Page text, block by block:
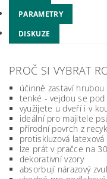
PARAMETRY
DISKUZE
PROČ SI VYBRAT
účinně zastaví
tenké - vejdou se
využijete u dveří i v
ideální pro majitele
přírodní povrch z
protiskluzová
lze prát v pračce na
dekorativní vzory
absorbují nárazový